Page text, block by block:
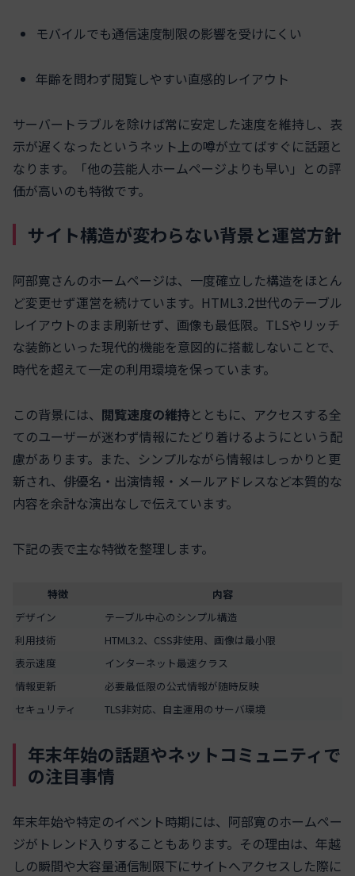
モバイルでも通信速度制限の影響を受けにくい
年齢を問わず閲覧しやすい直感的レイアウト
サーバートラブルを除けば常に安定した速度を維持し、表
示が遅くなったというネット上の噂が立てばすぐに話題と
なります。「他の芸能人ホームページよりも早い」との評
価が高いのも特徴です。
サイト構造が変わらない背景と運営方針
阿部寛さんのホームページは、一度確立した構造をほとん
ど変更せず運営を続けています。HTML3.2世代のテーブル
レイアウトのまま刷新せず、画像も最低限。TLSやリッチ
な装飾といった現代的機能を意図的に搭載しないことで、
時代を超えて一定の利用環境を保っています。
この背景には、 閲覧速度の維持とともに、アクセスする全
てのユーザーが迷わず情報にたどり着けるようにという配
慮があります。また、シンプルながら情報はしっかりと更
新され、俳優名・出演情報・メールアドレスなど本質的な
内容を余計な演出なしで伝えています。
下記の表で主な特徴を整理します。
特徴
内容
デザイン
テーブル中心のシンプル構造
利用技術
HTML3.2、CSS非使用、画像は最小限
表示速度
インターネット最速クラス
情報更新
必要最低限の公式情報が随時反映
セキュリティ
TLS非対応、自主運用のサーバ環境
年末年始の話題やネットコミュニティで
の注目事情
年末年始や特定のイベント時期には、阿部寛のホームペー
ジがトレンド入りすることもあります。その理由は、年越
しの瞬間や大容量通信制限下にサイトへアクセスした際に